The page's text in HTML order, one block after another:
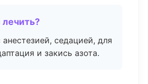
седацией, для
и закись азота.